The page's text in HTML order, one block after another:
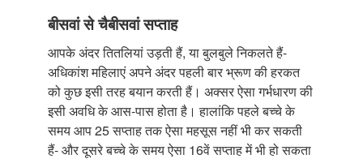
बीसवां से चैबीसवां सप्ताह
आपके अंदर तितलियां उड़ती हैं, या बुलबुले निकलते हैं-
अधिकांश महिलाएं अपने अंदर पहली बार भ्रूण की हरकत
को कुछ इसी तरह बयान करती हैं। अक्सर ऐसा गर्भधारण की
इसी अवधि के आस-पास होता है। हालांकि पहले बच्चे के
समय आप 25 सप्ताह तक ऐसा महसूस नहीं भी कर सकती
हैं- और दूसरे बच्चे के समय ऐसा 16वें सप्ताह में भी हो सकता